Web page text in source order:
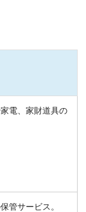
電、家財道具の
管サービス。